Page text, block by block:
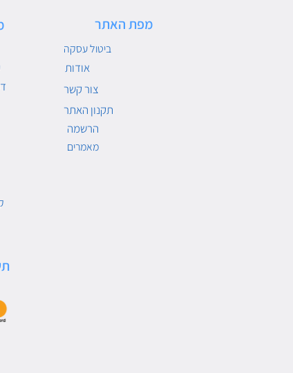
מפת האתר
ביטול עסקה
אודות
צור קשר
תקנון האתר
הרשמה
מאמרים